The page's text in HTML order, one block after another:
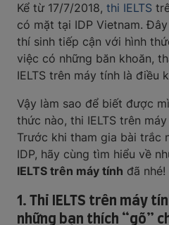
Kể từ 17/7/2018, thi IELTS
có mặt tại IDP Vietnam.
thí sinh tiếp cận với hình
việc có những băn khoăn,
IELTS trên máy tính là điều
Vậy làm sao để biết được
thức nào, thi IELTS trên
Trước khi tham gia bài trắc
IDP, hãy cùng tìm hiểu về
IELTS trên máy tính đã nhé!
1. Thi IELTS trên máy
những bạn thích “gõ”